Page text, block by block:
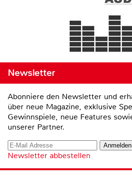
Newsletter
Abonniere den Newsletter und
über neue Magazine, exklusive
Gewinnspiele, neue Features
unserer Partner.
Newsletter abbestellen